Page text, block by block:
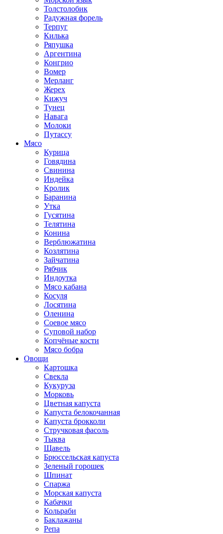
Толстолобик
Радужная форель
Терпуг
Килька
Ряпушка
Аргентина
Конгрио
Вомер
Мерланг
Жерех
Кижуч
Тунец
Навага
Молоки
Путассу
Мясо
Курица
Говядина
Свинина
Индейка
Кролик
Баранина
Утка
Гусятина
Телятина
Конина
Верблюжатина
Козлятина
Зайчатина
Рябчик
Индоутка
Мясо кабана
Косуля
Лосятина
Оленина
Соевое мясо
Суповой набор
Копчёные кости
Мясо бобра
Овощи
Картошка
Свекла
Кукуруза
Морковь
Цветная капуста
Капуста белокочанная
Капуста брокколи
Стручковая фасоль
Тыква
Щавель
Брюссельская капуста
Зеленый горошек
Шпинат
Спаржа
Морская капуста
Кабачки
Кольраби
Баклажаны
Репа